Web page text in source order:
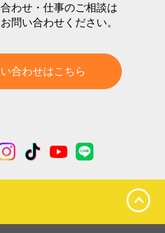
わせ・仕事のご相談は
問い合わせください。
合わせはこちら